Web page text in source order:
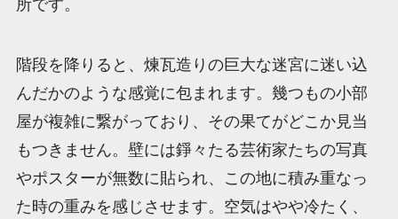
所です。
階段を降りると、煉瓦造りの巨大な迷宮に迷い込
んだかのような感覚に包まれます。幾つもの小部
屋が複雑に繋がっており、その果てがどこか見当
もつきません。壁には錚々たる芸術家たちの写真
やポスターが無数に貼られ、この地に積み重なっ
た時の重みを感じさせます。空気はやや冷たく、